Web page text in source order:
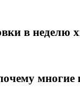
в неделю
многие